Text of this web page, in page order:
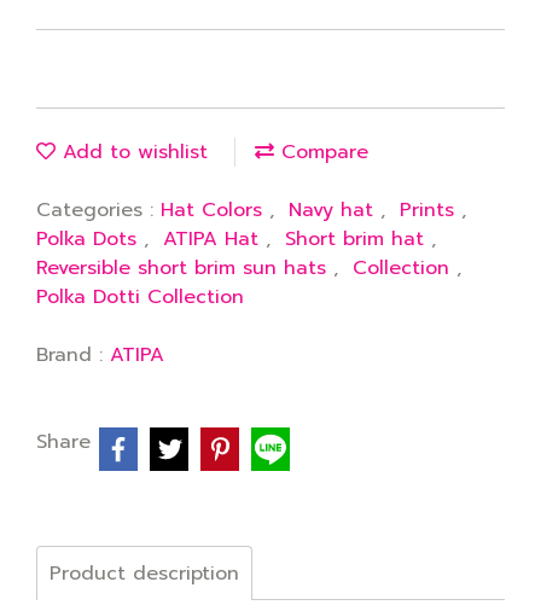
Add to wishlist
Compare
Categories : Hat Colors , Navy hat , Prints ,
Polka Dots , ATIPA Hat , Short brim hat ,
Reversible short brim sun hats , Collection ,
Polka Dotti Collection
Brand : ATIPA
Share
Product description